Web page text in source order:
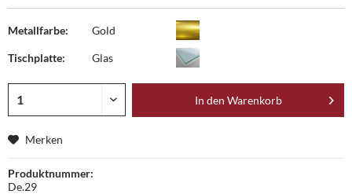
Metallfarbe: Gold
Tischplatte: Glas
In den Warenkorb
Merken
Produktnummer:
De.29